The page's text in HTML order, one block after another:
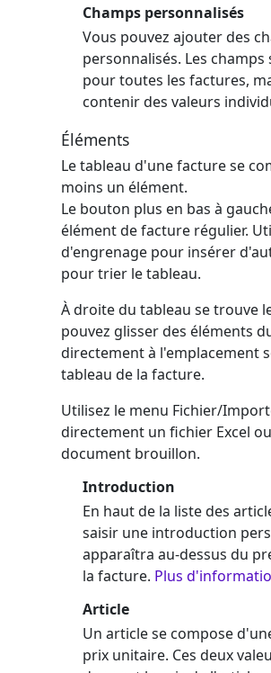
Champs personnalisés
Vous pouvez ajouter des
personnalisés. Les champs
pour toutes les factures,
contenir des valeurs
Éléments
Le tableau d'une facture se
moins un élément.
Le bouton plus en bas à
élément de facture régulier.
d'engrenage pour insérer
pour trier le tableau.
À droite du tableau se trouve
pouvez glisser des éléments
directement à l'emplacement
tableau de la facture.
Utilisez le menu Fichier/
directement un fichier Excel
document brouillon.
Introduction
En haut de la liste des
saisir une introduction
apparaîtra au-dessus du
la facture. Plus
Article
Un article se compose
prix unitaire. Ces deux